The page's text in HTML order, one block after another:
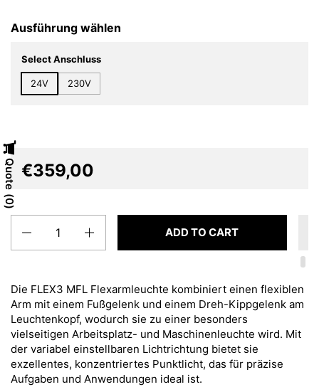
Ausführung wählen
Select Anschluss
24V 230V
€359,00
ADD TO CART
Die FLEX3 MFL Flexarmleuchte kombiniert einen flexiblen
Arm mit einem Fußgelenk und einem Dreh-Kippgelenk am
Leuchtenkopf, wodurch sie zu einer besonders
vielseitigen Arbeitsplatz- und Maschinenleuchte wird. Mit
der variabel einstellbaren Lichtrichtung bietet sie
exzellentes, konzentriertes Punktlicht, das für präzise
Aufgaben und Anwendungen ideal ist.
Quote
0